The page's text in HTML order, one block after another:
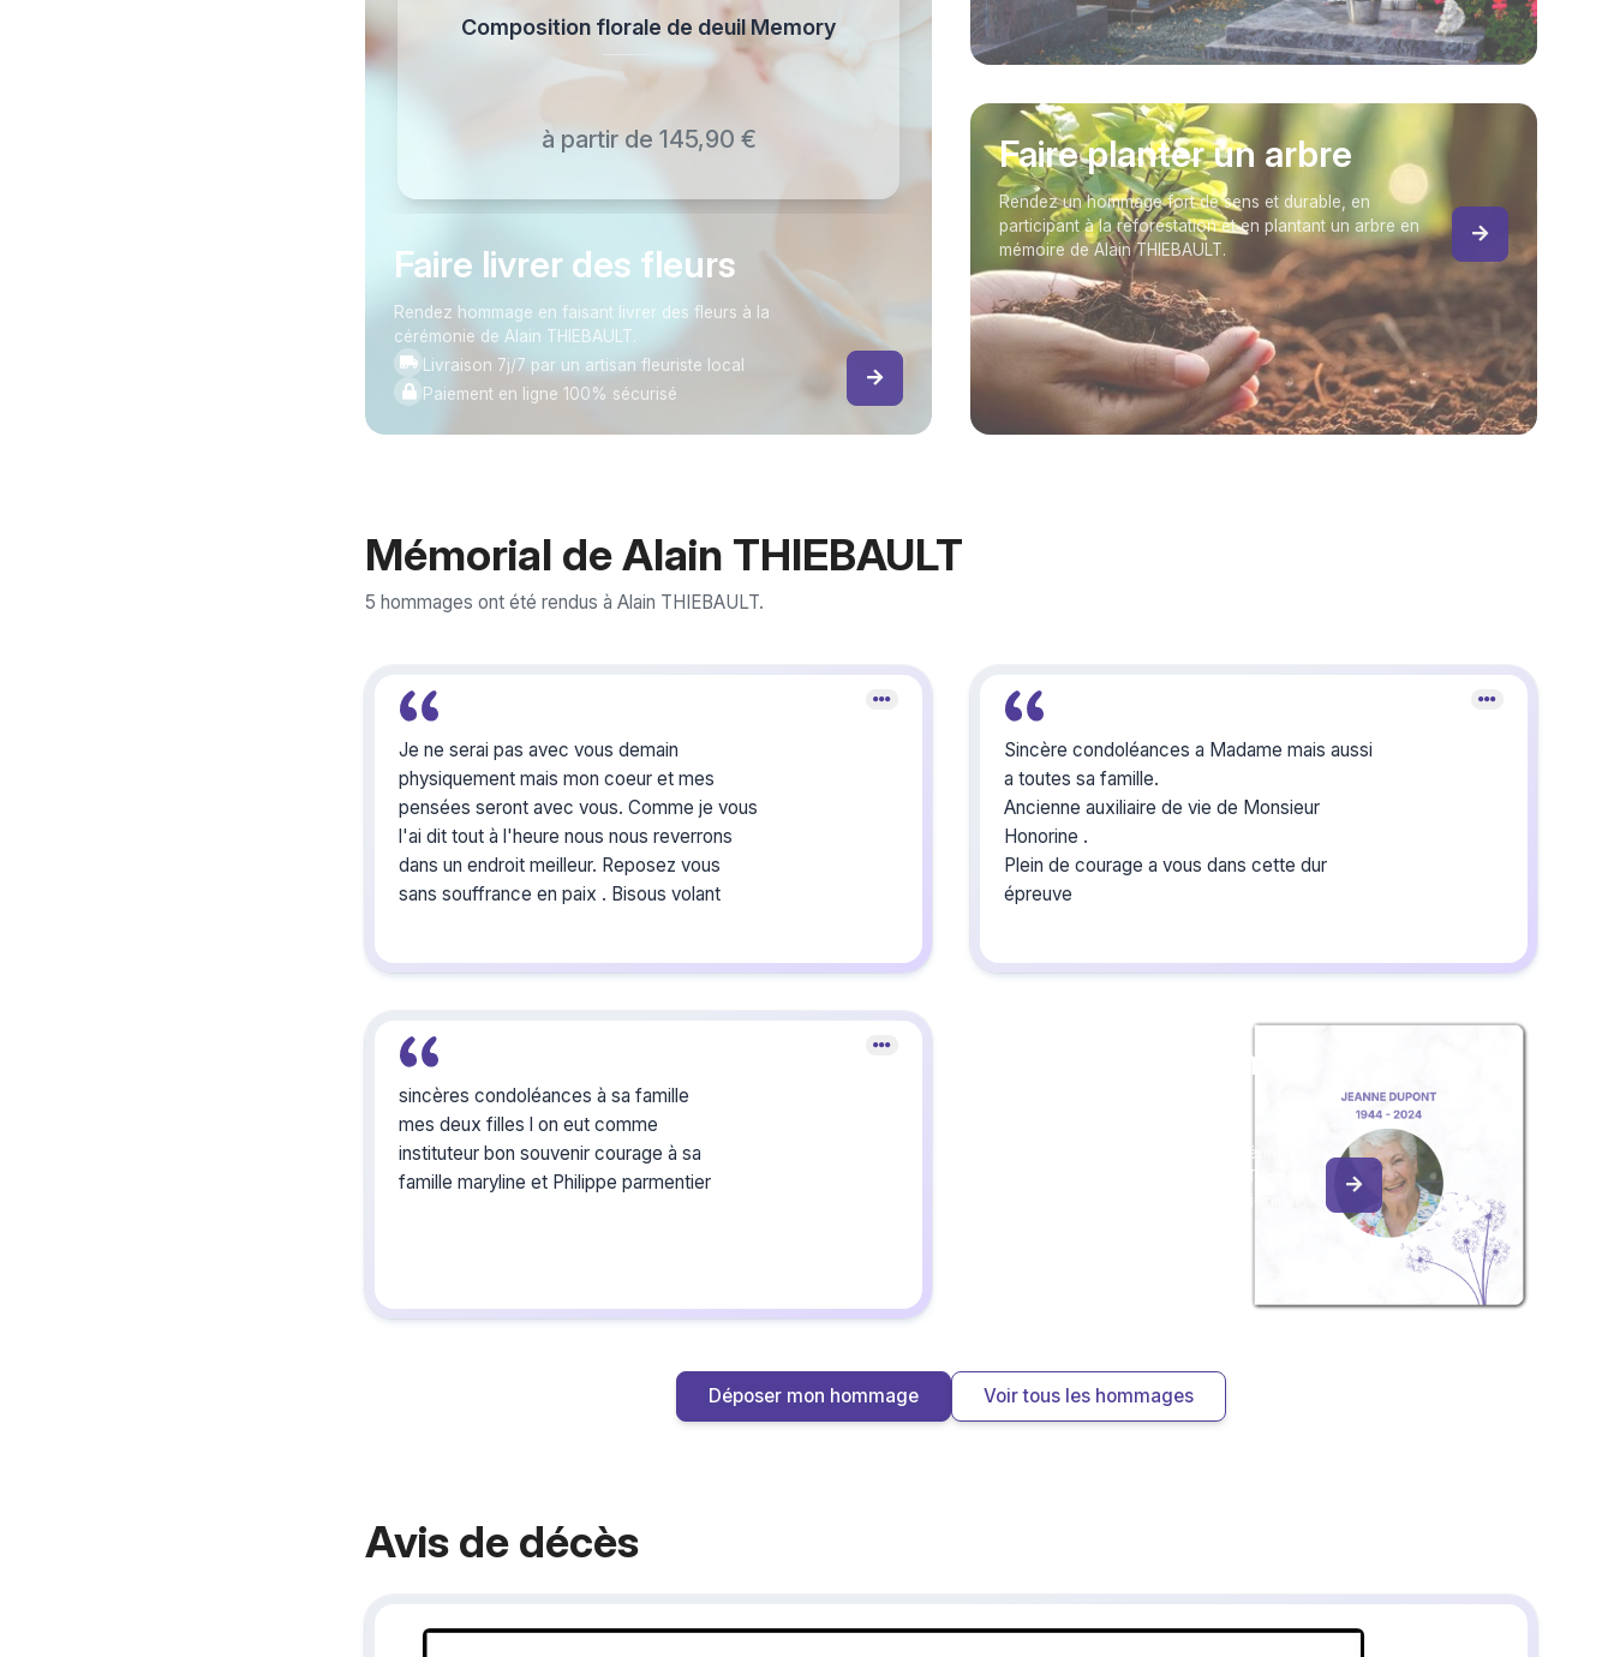
Composition florale de deuil Memory
à partir de 145,90 €
Faire livrer des fleurs
Rendez hommage en faisant livrer des fleurs à la
cérémonie de Alain THIEBAULT.
Livraison 7j/7 par un artisan fleuriste local
Paiement en ligne 100% sécurisé
Faire planter un arbre
Rendez un hommage fort de sens et durable, en
participant à la reforestation et en plantant un arbre en
mémoire de Alain THIEBAULT.
Mémorial de Alain THIEBAULT
5 hommages ont été rendus à Alain THIEBAULT.
Je ne serai pas avec vous demain
physiquement mais mon coeur et mes
pensées seront avec vous. Comme je vous
l'ai dit tout à l'heure nous nous reverrons
dans un endroit meilleur. Reposez vous
sans souffrance en paix . Bisous volant
Sincère condoléances a Madame mais aussi
a toutes sa famille.
Ancienne auxiliaire de vie de Monsieur
Honorine .
Plein de courage a vous dans cette dur
épreuve
sincères condoléances à sa famille
mes deux filles l on eut comme
instituteur bon souvenir courage à sa
famille maryline et Philippe parmentier
Créez un album
Créez un album collaboratif en réunissant
les hommages à Alain THIEBAULT, pour
Déposer mon hommage Voir tous les hommages
Avis de décès